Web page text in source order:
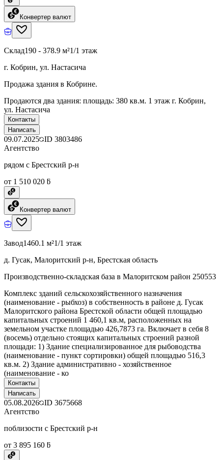
Конвертер валют
Склад190 - 378.9 м²1/1 этаж
г. Кобрин, ул. Настасича
Продажа здания в Кобрине.
Продаются два здания: площадь: 380 кв.м. 1 этаж г. Кобрин,
ул. Настасича
Контакты
Написать
09.07.2025 ID 3803486
Агентство
рядом с Брестский р-н
от 1 510 020 ƃ
Конвертер валют
Завод1460.1 м²1/1 этаж
д. Гусак, Малоритский р-н, Брестская область
Производственно-складская база в Малоритском район 250553
Комплекс зданий сельскохозяйственного назначения
(наименование - рыбхоз) в собственность в районе д. Гусак
Малоритского района Брестской области общей площадью
капитальных строений 1 460,1 кв.м, расположенных на
земельном участке площадью 426,7873 га. Включает в себя 8
(восемь) отдельно стоящих капитальных строений разной
площади: 1) Здание специализированное для рыбоводства
(наименование - пункт сортировки) общей площадью 516,3
кв.м. 2) Здание административно - хозяйственное
(наименование - ко
Контакты
Написать
05.08.2026 ID 3675668
Агентство
поблизости с Брестский р-н
от 3 895 160 ƃ